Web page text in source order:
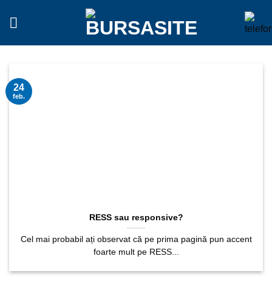
RESS sau responsive?
Cel mai probabil ați observat că pe prima pagină pun accent
foarte mult pe RESS...
24
feb.